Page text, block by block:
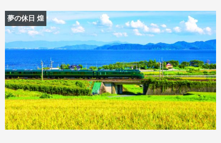
ハイキング・トレッキング
専任ガイド・講師同行の旅
1名様からの旅
ラ・プルミエール（エールフランス
航空）
夢の休日 煌